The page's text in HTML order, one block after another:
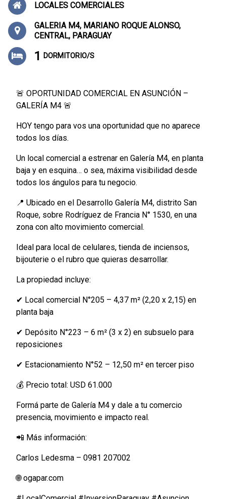
LOCALES COMERCIALES
GALERIA M4, MARIANO ROQUE ALONSO,
CENTRAL, PARAGUAY
1 DORMITORIO/S
🚨 OPORTUNIDAD COMERCIAL EN ASUNCIÓN –
GALERÍA M4 🚨
HOY tengo para vos una oportunidad que no aparece
todos los días.
Un local comercial a estrenar en Galería M4, en planta
baja y en esquina… o sea, máxima visibilidad desde
todos los ángulos para tu negocio.
📍 Ubicado en el Desarrollo Galería M4, distrito San
Roque, sobre Rodríguez de Francia N° 1530, en una
zona con alto movimiento comercial.
Ideal para local de celulares, tienda de inciensos,
bijouterie o el rubro que quieras desarrollar.
La propiedad incluye:
✔ Local comercial N°205 – 4,37 m² (2,20 x 2,15) en
planta baja
✔ Depósito N°223 – 6 m² (3 x 2) en subsuelo para
reposiciones
✔ Estacionamiento N°52 – 12,50 m² en tercer piso
💰 Precio total: USD 61.000
Formá parte de Galería M4 y dale a tu comercio
presencia, movimiento e impacto real.
📲 Más información:
Carlos Ledesma – 0981 207002
🌐 ogapar.com